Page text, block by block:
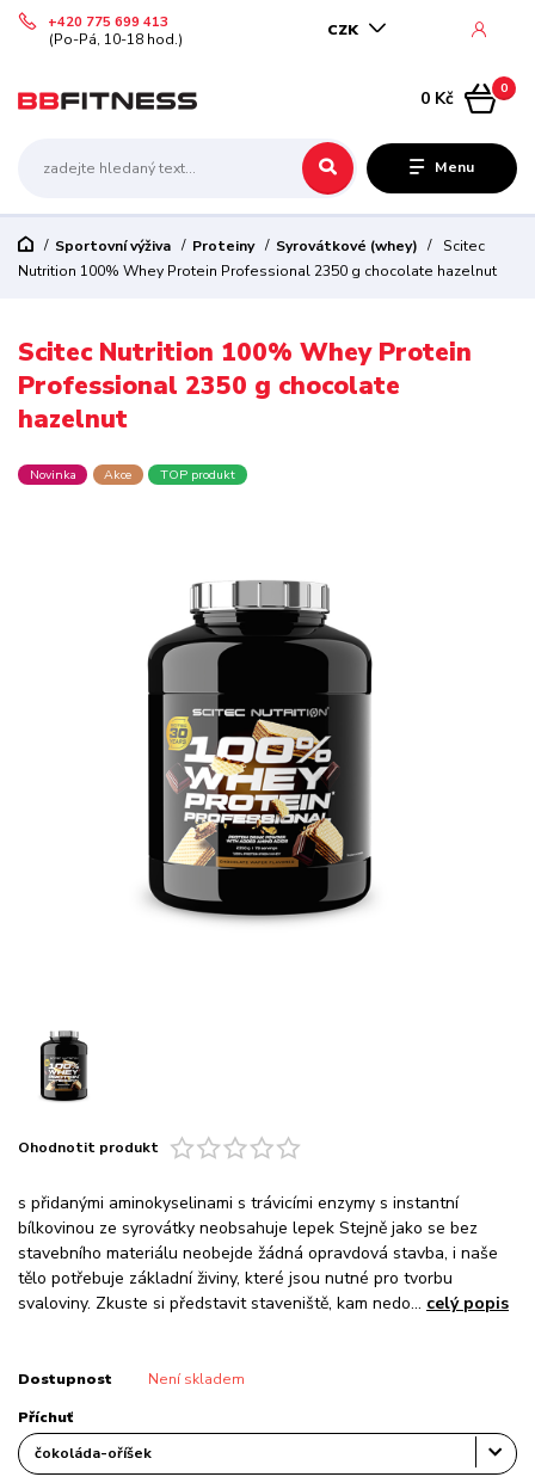
Menu
CZK
+420 775 699 413
(Po-Pá, 10-18 hod.)
0
0 Kč
Sportovní výživa Proteiny Syrovátkové (whey)
Scitec
Nutrition 100% Whey Protein Professional 2350 g chocolate hazelnut
Scitec Nutrition 100% Whey Protein
Professional 2350 g chocolate
hazelnut
Novinka Akce TOP produkt
Ohodnotit produkt
s přidanými aminokyselinami s trávicími enzymy s instantní
bílkovinou ze syrovátky neobsahuje lepek Stejně jako se bez
stavebního materiálu neobejde žádná opravdová stavba, i naše
tělo potřebuje základní živiny, které jsou nutné pro tvorbu
svaloviny. Zkuste si představit staveniště, kam nedo... celý popis
Dostupnost Není skladem
Příchuť